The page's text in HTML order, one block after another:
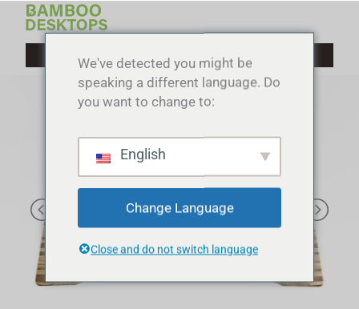
contenu
We've detected you might be
speaking a different language. Do
you want to change to:
English
Change Language
Close and do not switch language